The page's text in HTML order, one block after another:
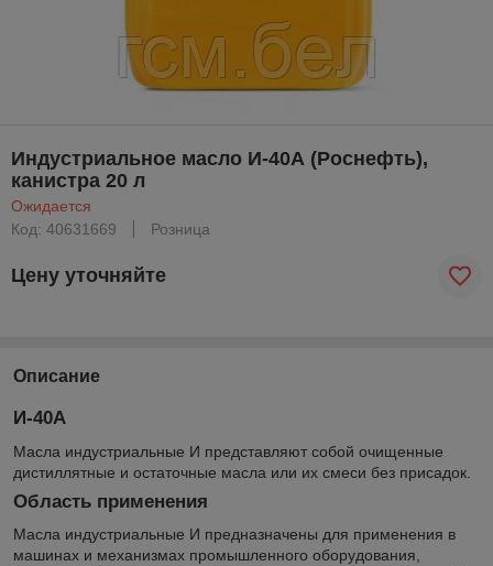
Индустриальное масло И-40А (Роснефть),
канистра 20 л
Ожидается
Код: 40631669
Розница
Цену уточняйте
Описание
И-40А
Масла индустриальные И представляют собой очищенные
дистиллятные и остаточные масла или их смеси без присадок.
Область применения
Масла индустриальные И предназначены для применения в
машинах и механизмах промышленного оборудования,